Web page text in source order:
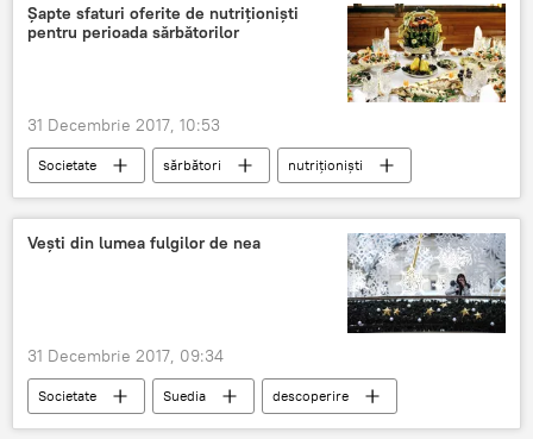
Șapte sfaturi oferite de nutriționiști
pentru perioada sărbătorilor
31 Decembrie 2017, 10:53
Societate sărbători
nutriționiști
Sfaturi
Vești din lumea fulgilor de nea
31 Decembrie 2017, 09:34
Societate Suedia descoperire